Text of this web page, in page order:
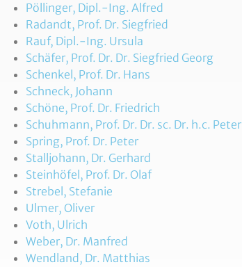
Pöllinger, Dipl.-Ing. Alfred
Radandt, Prof. Dr. Siegfried
Rauf, Dipl.-Ing. Ursula
Schäfer, Prof. Dr. Dr. Siegfried Georg
Schenkel, Prof. Dr. Hans
Schneck, Johann
Schöne, Prof. Dr. Friedrich
Schuhmann, Prof. Dr. Dr. sc. Dr. h.c. Peter
Spring, Prof. Dr. Peter
Stalljohann, Dr. Gerhard
Steinhöfel, Prof. Dr. Olaf
Strebel, Stefanie
Ulmer, Oliver
Voth, Ulrich
Weber, Dr. Manfred
Wendland, Dr. Matthias